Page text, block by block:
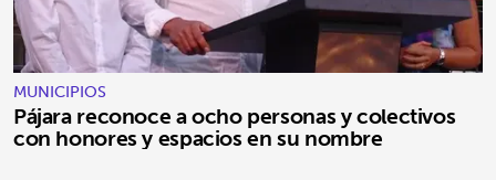
MUNICIPIOS
Pájara reconoce a ocho personas y colectivos
con honores y espacios en su nombre